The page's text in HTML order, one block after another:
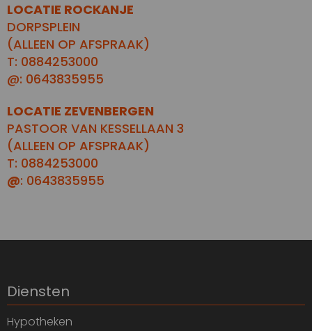
LOCATIE ROCKANJE
DORPSPLEIN
(ALLEEN OP AFSPRAAK)
T: 0884253000
@: 0643835955
LOCATIE ZEVENBERGEN
PASTOOR VAN KESSELLAAN 3
(ALLEEN OP AFSPRAAK)
T: 0884253000
@: 0643835955
Diensten
Hypotheken